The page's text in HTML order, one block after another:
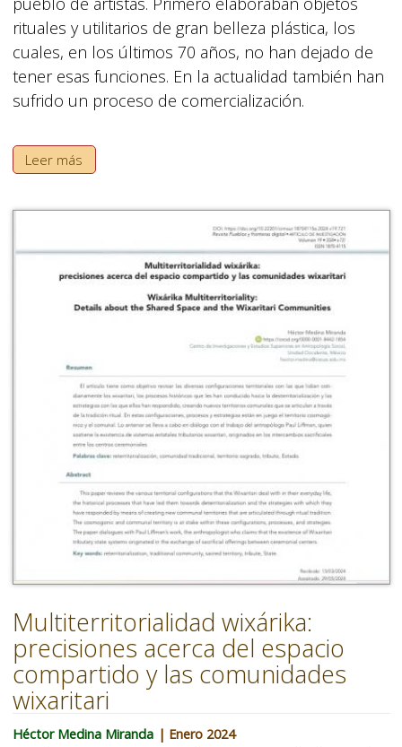
rituales y utilitarios de gran belleza plástica, los
cuales, en los últimos 70 años, no han dejado de
tener esas funciones. En la actualidad también han
sufrido un proceso de comercialización.
Leer más
Multiterritorialidad wixárika:
precisiones acerca del espacio
compartido y las comunidades
wixaritari
Héctor Medina Miranda | Enero 2024